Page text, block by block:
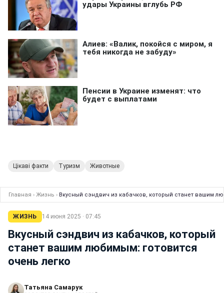
Цікаві факти Туризм Животные
Главная › Жизнь › Вкусный сэндвич из кабачков, который станет вашим
ЖИЗНЬ 14 июня 2025 · 07:45
Вкусный сэндвич из кабачков, который
станет вашим любимым: готовится
очень легко
Татьяна Самарук